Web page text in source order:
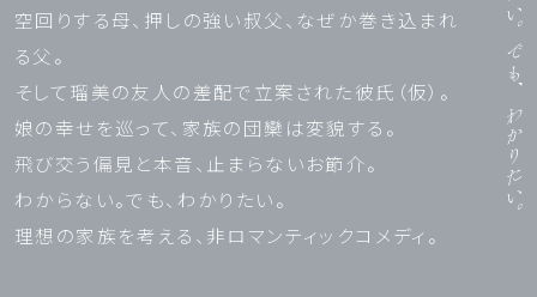
空回りする母、押しの強い叔父、なぜか巻き込まれ
る父。
そして瑠美の友人の差配で立案された彼氏（仮）。
娘の幸せを巡って、家族の団欒は変貌する。
飛び交う偏見と本音、止まらないお節介。
わからない。でも、わかりたい。
理想の家族を考える、非ロマンティックコメディ。